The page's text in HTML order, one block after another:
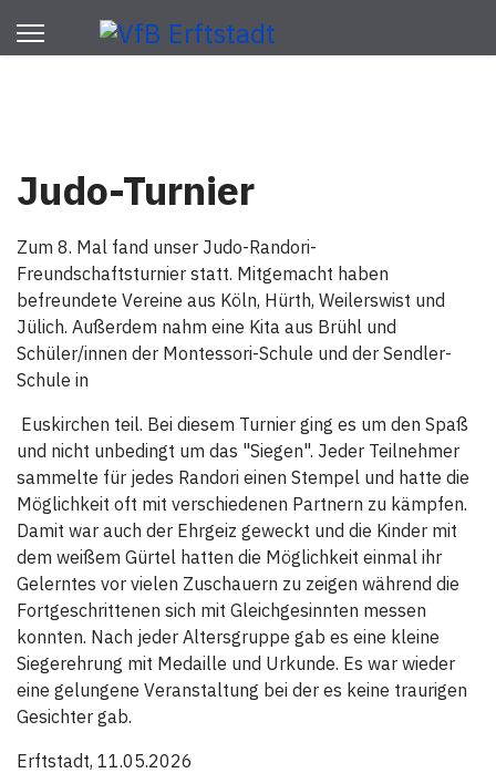
Judo-Turnier
Zum 8. Mal fand unser Judo-Randori-
Freundschaftsturnier statt. Mitgemacht haben
befreundete Vereine aus Köln, Hürth, Weilerswist und
Jülich. Außerdem nahm eine Kita aus Brühl und
Schüler/innen der Montessori-Schule und der Sendler-
Schule in
Euskirchen teil. Bei diesem Turnier ging es um den Spaß
und nicht unbedingt um das "Siegen". Jeder Teilnehmer
sammelte für jedes Randori einen Stempel und hatte die
Möglichkeit oft mit verschiedenen Partnern zu kämpfen.
Damit war auch der Ehrgeiz geweckt und die Kinder mit
dem weißem Gürtel hatten die Möglichkeit einmal ihr
Gelerntes vor vielen Zuschauern zu zeigen während die
Fortgeschrittenen sich mit Gleichgesinnten messen
konnten. Nach jeder Altersgruppe gab es eine kleine
Siegerehrung mit Medaille und Urkunde. Es war wieder
eine gelungene Veranstaltung bei der es keine traurigen
Gesichter gab.
Erftstadt, 11.05.2026